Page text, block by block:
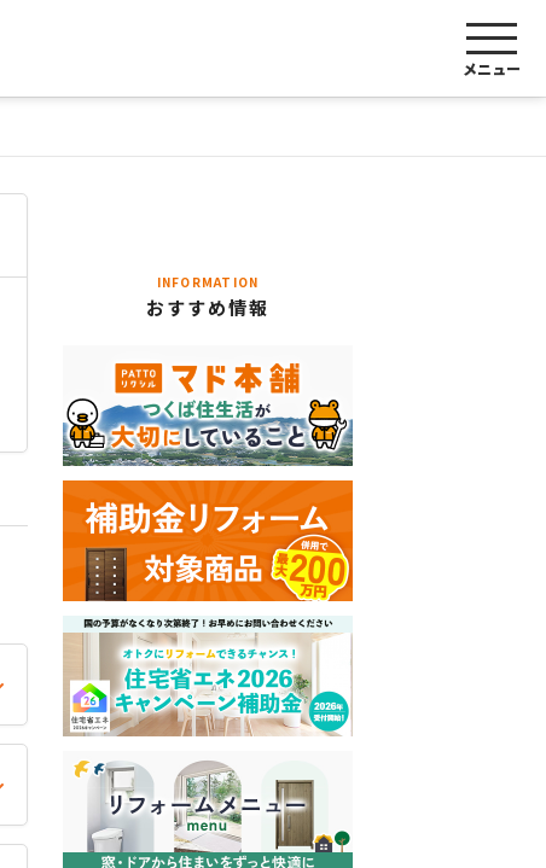
メニュー
INFORMATION
おすすめ情報